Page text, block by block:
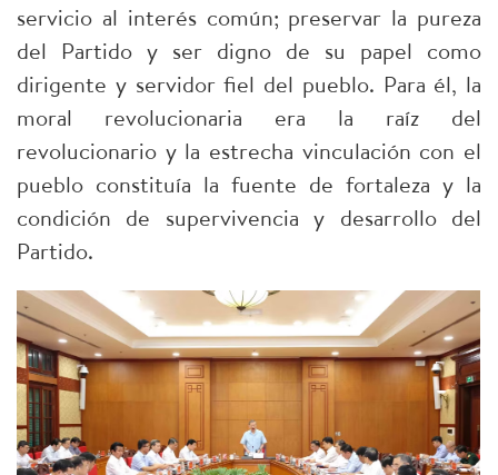
servicio al interés común; preservar la pureza
del Partido y ser digno de su papel como
dirigente y servidor fiel del pueblo. Para él, la
moral revolucionaria era la raíz del
revolucionario y la estrecha vinculación con el
pueblo constituía la fuente de fortaleza y la
condición de supervivencia y desarrollo del
Partido.